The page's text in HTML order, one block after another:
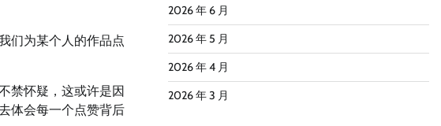
们为某个人的作品点
禁怀疑，这或许是因
体会每一个点赞背后
2026 年 6 月
2026 年 5 月
2026 年 4 月
2026 年 3 月